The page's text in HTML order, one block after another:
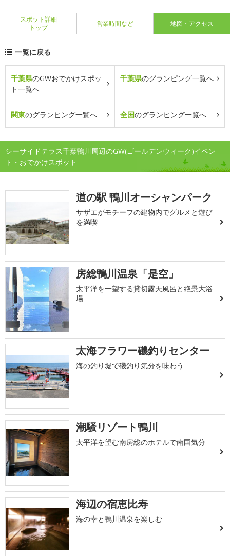
スポット詳細
トップ
営業時間など 地図・アクセス
一覧に戻る
千葉県のGWおでかけスポッ
ト一覧へ
千葉県のグランピング一覧へ
関東のグランピング一覧へ 全国のグランピング一覧へ
シーサイドテラス千葉鴨川周辺のGW(ゴールデンウィーク)イベン
ト・おでかけスポット
道の駅 鴨川オーシャンパーク
サザエがモチーフの建物内でグルメと遊び
を満喫
房総鴨川温泉「是空」
太平洋を一望する貸切露天風呂と絶景大浴
場
太海フラワー磯釣りセンター
海の釣り堀で磯釣り気分を味わう
潮騒リゾート鴨川
太平洋を望む南房総のホテルで南国気分
海辺の宿恵比寿
海の幸と鴨川温泉を楽しむ